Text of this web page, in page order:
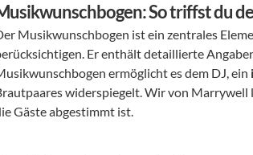
So triffst du
Musikwunschbogen ist ein zentrales
Er enthält detaillierte
ermöglicht es dem DJ, ein
widerspiegelt. Wir von Marrywell
Gäste abgestimmt ist.